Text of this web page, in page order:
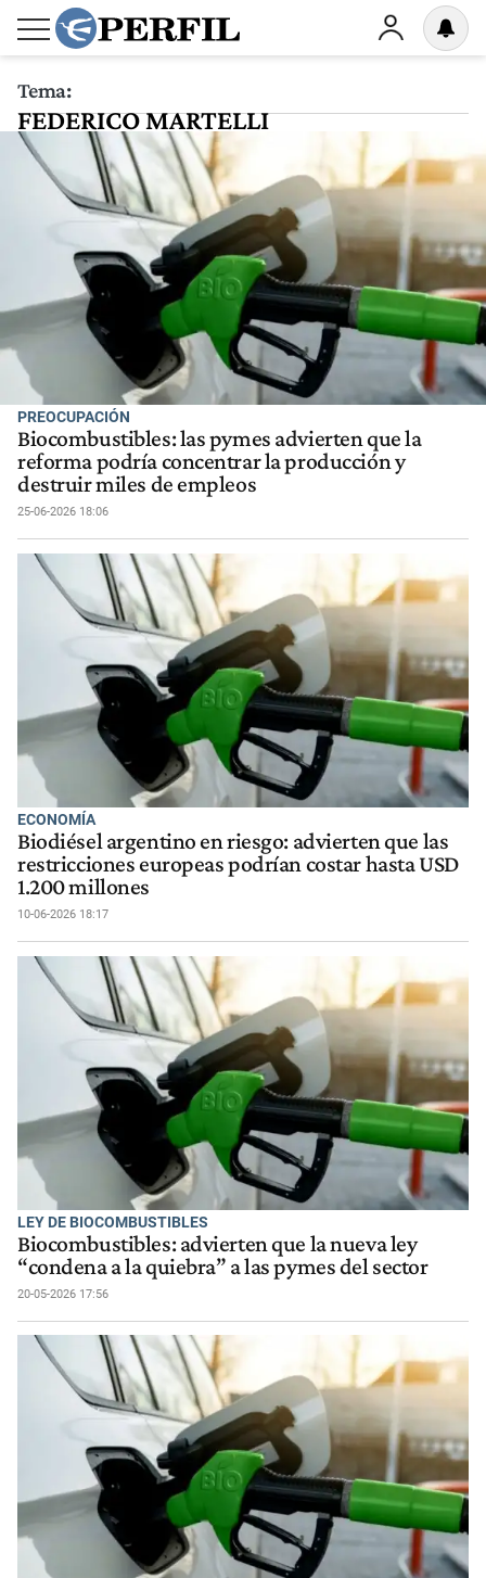
Tema:
FEDERICO MARTELLI
PREOCUPACIÓN
Biocombustibles: las pymes advierten que la
reforma podría concentrar la producción y
destruir miles de empleos
25-06-2026 18:06
ECONOMÍA
Biodiésel argentino en riesgo: advierten que las
restricciones europeas podrían costar hasta USD
1.200 millones
10-06-2026 18:17
LEY DE BIOCOMBUSTIBLES
Biocombustibles: advierten que la nueva ley
“condena a la quiebra” a las pymes del sector
20-05-2026 17:56